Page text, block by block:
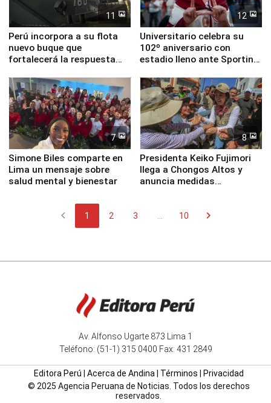
11
Perú incorpora a su flota
nuevo buque que
fortalecerá la respuesta
12
Universitario celebra su
102º aniversario con
estadio lleno ante Sporting
7
Simone Biles comparte en
Lima un mensaje sobre
salud mental y bienestar
8
Presidenta Keiko Fujimori
llega a Chongos Altos y
anuncia medidas
chevron_left 1 2 3 10 chevron_right
Av. Alfonso Ugarte 873 Lima 1
Teléfono: (51-1) 315 0400 Fax: 431 2849
Editora Perú Acerca de Andina| Términos
Privacidad
© 2025 Agencia Peruana de Noticias. Todos los derechos
reservados.